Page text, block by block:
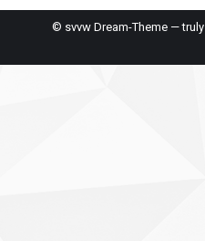
© svvw Dream-Theme — truly